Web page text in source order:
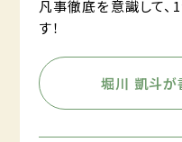
凡事徹底を意識して
す！
堀川 凱斗が